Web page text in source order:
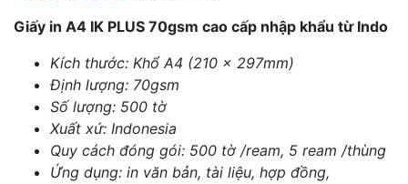
Giấy in A4 IK PLUS 70gsm cao cấp nhập khẩu từ Indo
Kích thước: Khổ A4 (210 x 297mm)
Định lượng: 70gsm
Số lượng: 500 tờ
Xuất xứ: Indonesia
Quy cách đóng gói: 500 tờ /ream, 5 ream /thùng
Ứng dụng: in văn bản, tài liệu, hợp đồng,